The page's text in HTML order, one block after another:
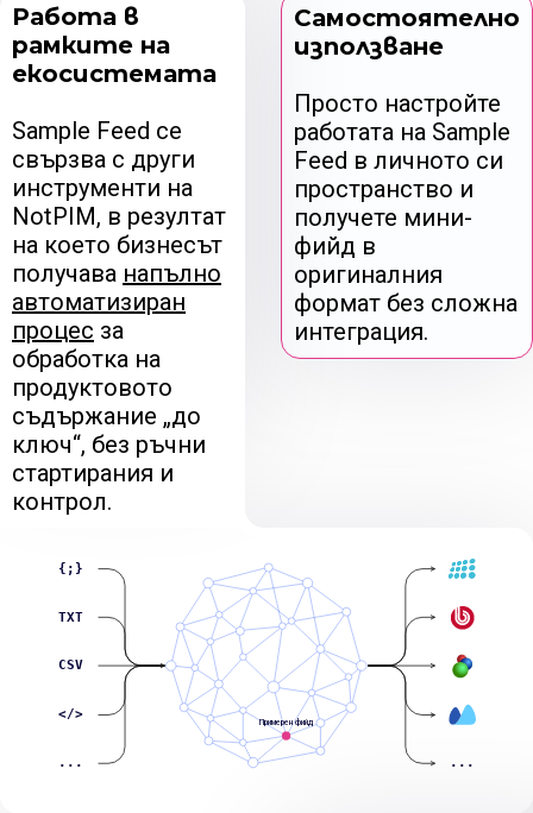
Работа в
рамките на
екосистемата
Sample Feed се
свързва с други
инструменти на
NotPIM, в резултат
на което бизнесът
получава напълно
автоматизиран
процес за
обработка на
продуктовото
съдържание „до
ключ“, без ръчни
стартирания и
контрол.
Самостоятелно
използване
Просто настройте
работата на Sample
Feed в личното си
пространство и
получете мини-
фийд в
оригиналния
формат без сложна
интеграция.
{;}
TXT
CSV
</>
...
Примерен фийд
...